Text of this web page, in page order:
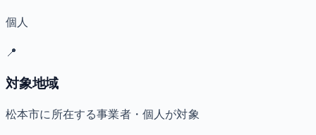
個人
📍
対象地域
松本市に所在する事業者・個人が対象